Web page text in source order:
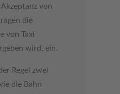
von
die
von Taxi
wird, ein.
Regel zwei
die Bahn